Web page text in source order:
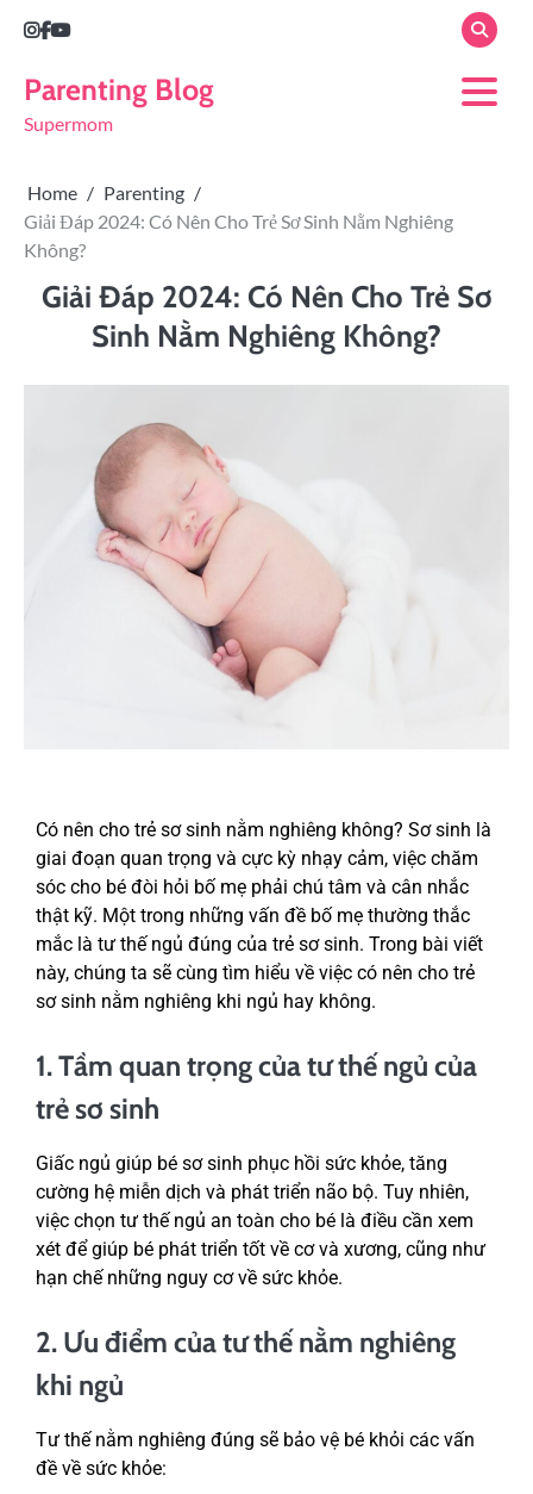
Parenting Blog
Supermom
Home
Parenting
Giải Đáp 2024: Có Nên Cho Trẻ Sơ Sinh Nằm Nghiêng
Không?
Giải Đáp 2024: Có Nên Cho Trẻ Sơ
Sinh Nằm Nghiêng Không?
Có nên cho trẻ sơ sinh nằm nghiêng không? Sơ sinh là
giai đoạn quan trọng và cực kỳ nhạy cảm, việc chăm
sóc cho bé đòi hỏi bố mẹ phải chú tâm và cân nhắc
thật kỹ. Một trong những vấn đề bố mẹ thường thắc
mắc là tư thế ngủ đúng của trẻ sơ sinh. Trong bài viết
này, chúng ta sẽ cùng tìm hiểu về việc có nên cho trẻ
sơ sinh nằm nghiêng khi ngủ hay không.
1. Tầm quan trọng của tư thế ngủ của
trẻ sơ sinh
Giấc ngủ giúp bé sơ sinh phục hồi sức khỏe, tăng
cường hệ miễn dịch và phát triển não bộ. Tuy nhiên,
việc chọn tư thế ngủ an toàn cho bé là điều cần xem
xét để giúp bé phát triển tốt về cơ và xương, cũng như
hạn chế những nguy cơ về sức khỏe.
2. Ưu điểm của tư thế nằm nghiêng
khi ngủ
Tư thế nằm nghiêng đúng sẽ bảo vệ bé khỏi các vấn
đề về sức khỏe: